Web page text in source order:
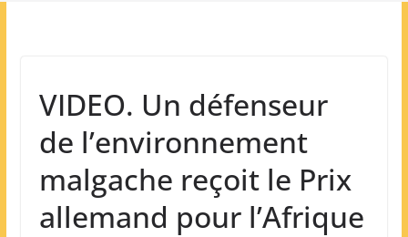
VIDEO. Un défenseur
de l’environnement
malgache reçoit le Prix
allemand pour l’Afrique